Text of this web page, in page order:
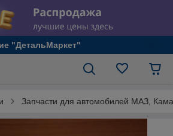
"ДетальМаркет"
Запчасти для автомобилей МАЗ,